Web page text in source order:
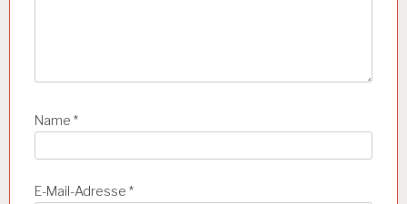
D
N
G
G
Name *
E-Mail-Adresse *